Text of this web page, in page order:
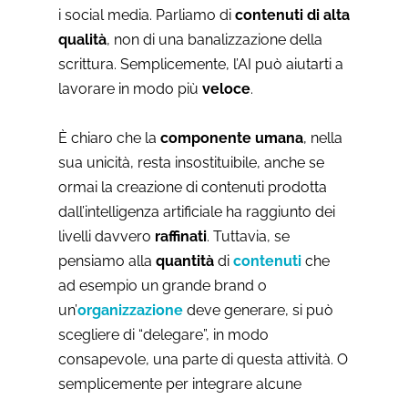
i social media. Parliamo di contenuti di alta
qualità, non di una banalizzazione della
scrittura. Semplicemente, l’AI può aiutarti a
lavorare in modo più veloce.
È chiaro che la componente umana, nella
sua unicità, resta insostituibile, anche se
ormai la creazione di contenuti prodotta
dall’intelligenza artificiale ha raggiunto dei
livelli davvero raffinati. Tuttavia, se
pensiamo alla quantità di contenuti che
ad esempio un grande brand o
un’organizzazione deve generare, si può
scegliere di “delegare”, in modo
consapevole, una parte di questa attività. O
semplicemente per integrare alcune